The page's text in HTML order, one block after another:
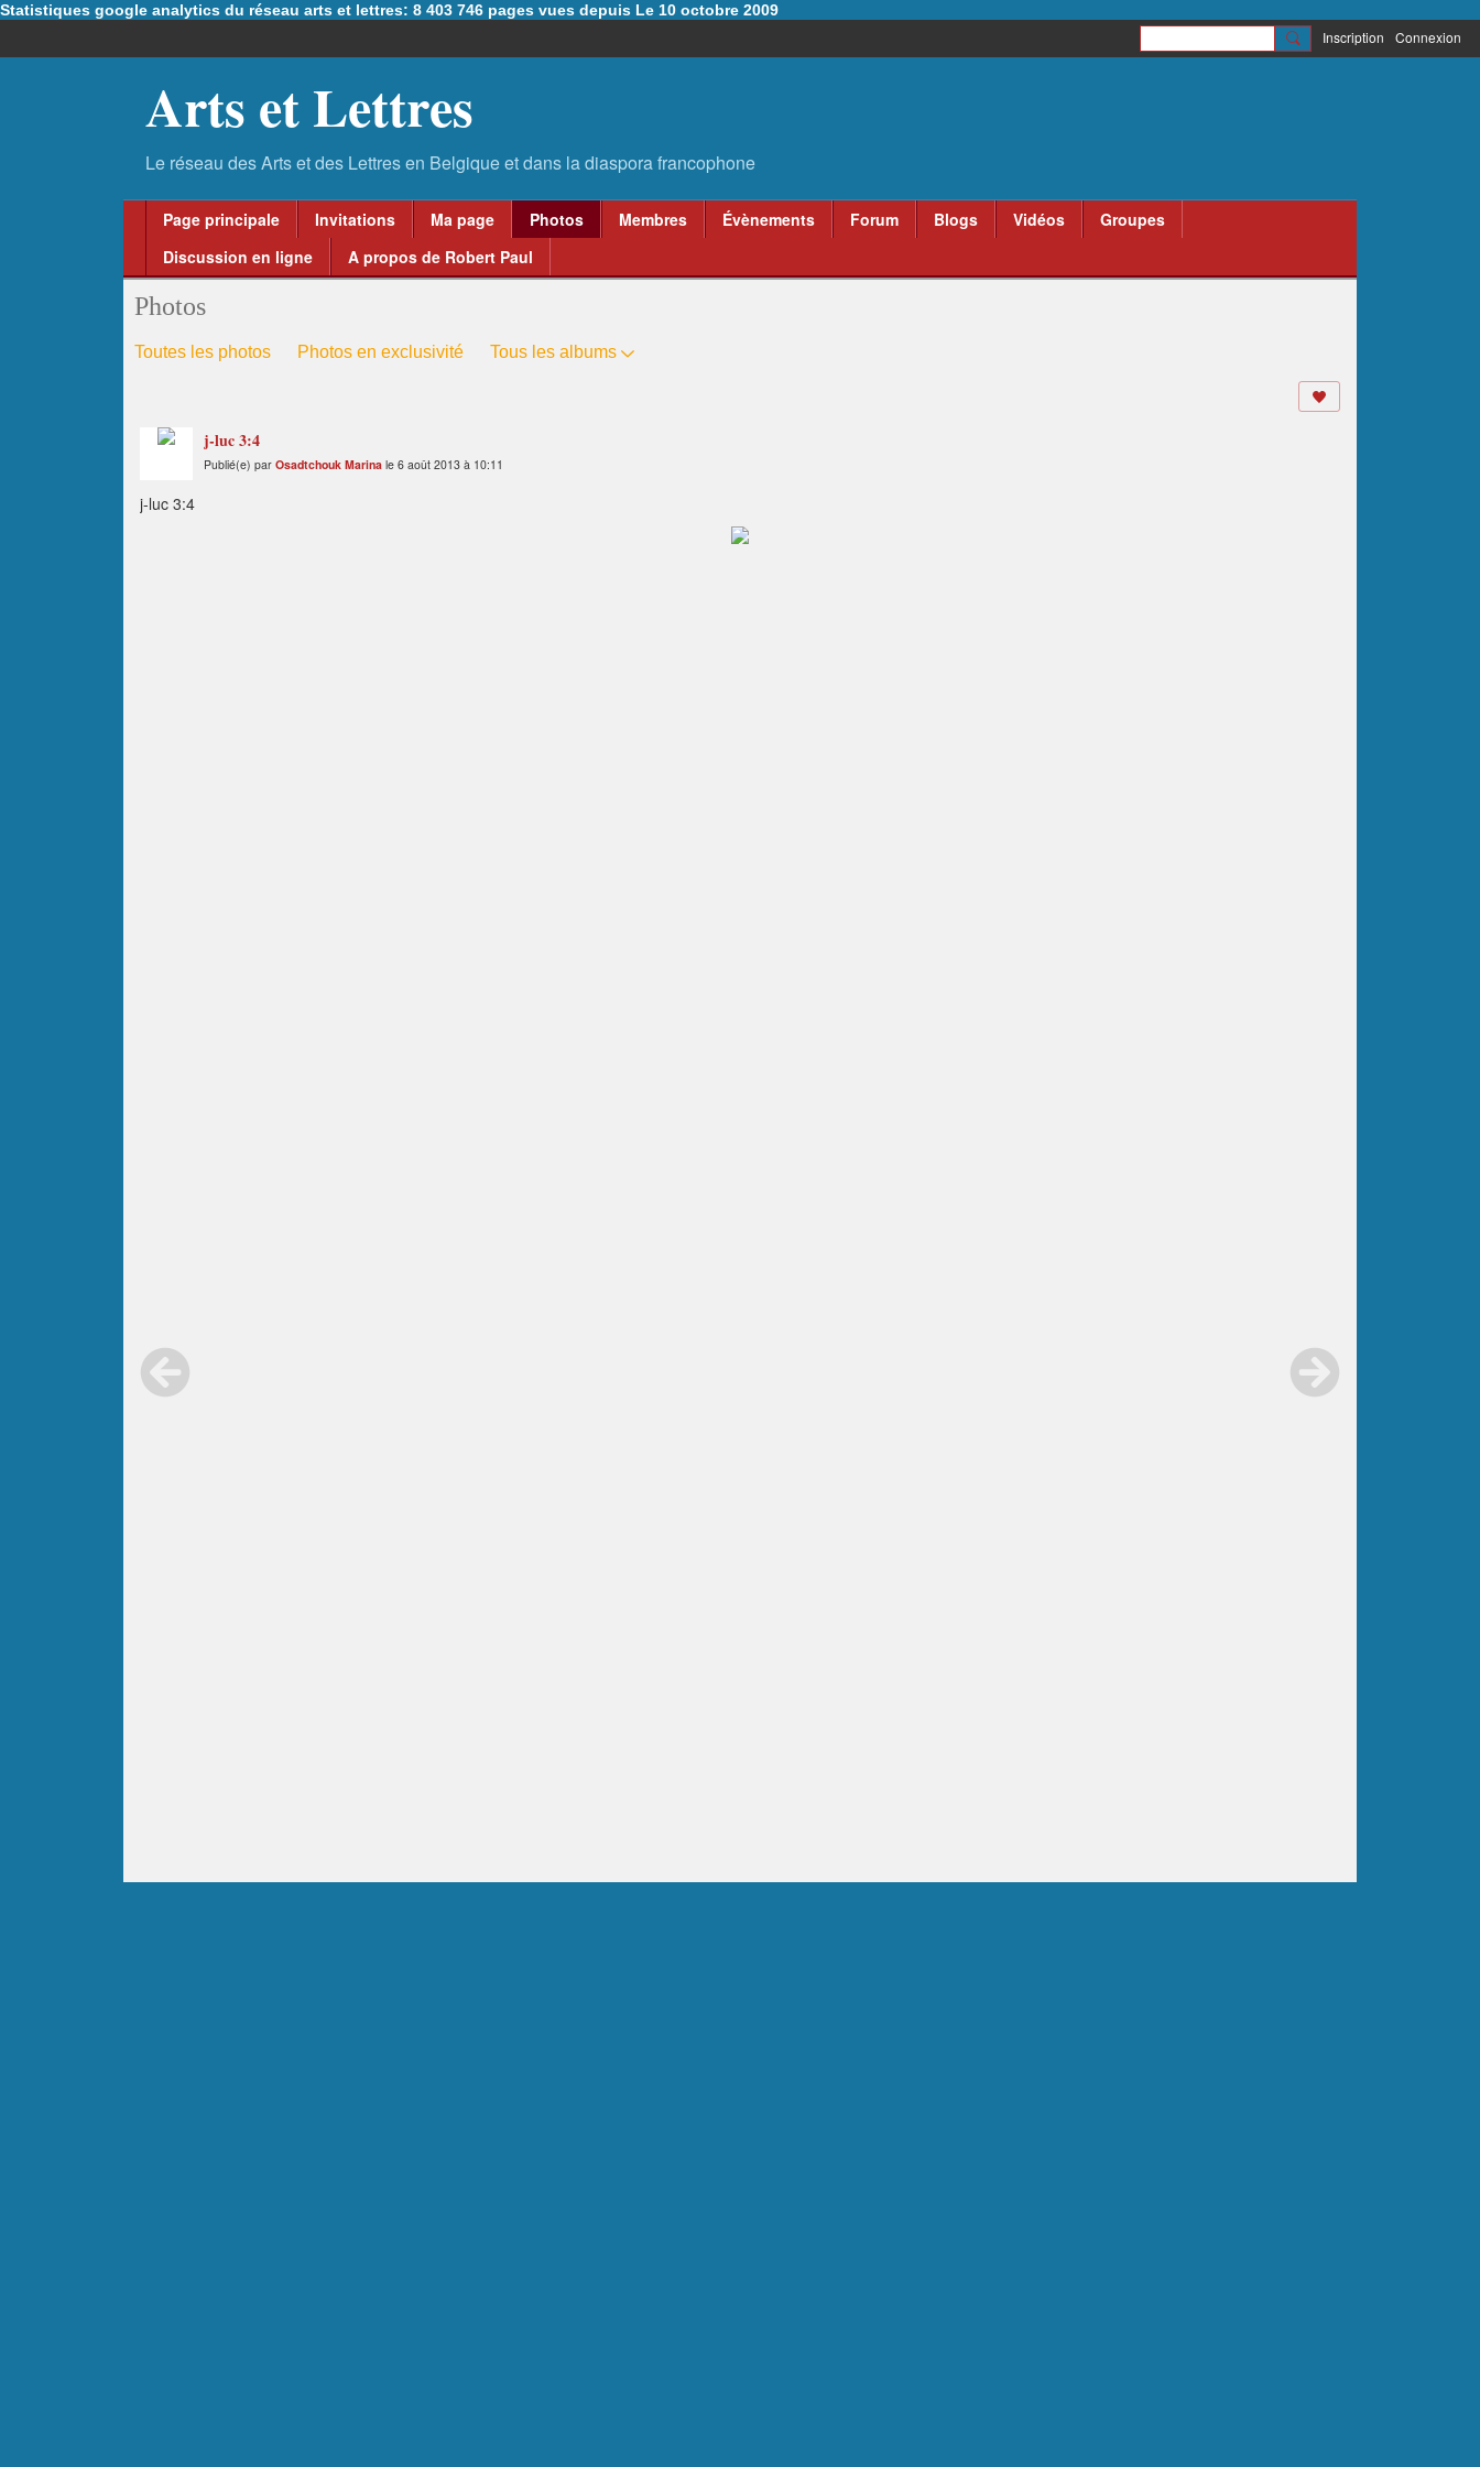
Statistiques google analytics du réseau arts et lettres: 8 403 746 pages vues depuis Le 10 octobre 2009
Inscription Connexion
Arts et Lettres
Page principale Invitations Ma page Photos Membres Évènements Forum Blogs Vidéos
Groupes
Discussion en ligne
A propos de Robert Paul
Photos
Toutes les photos Photos en exclusivité Tous les albums
j-luc 3:4
Publié(e) par Osadtchouk Marina le 6 août 2013 à 10:11
j-luc 3:4